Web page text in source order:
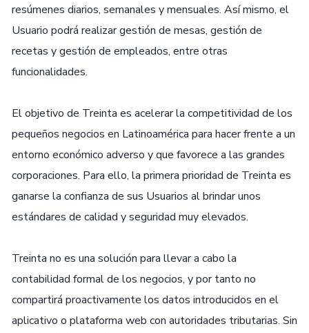
resúmenes diarios, semanales y mensuales. Así mismo, el
Usuario podrá realizar gestión de mesas, gestión de
recetas y gestión de empleados, entre otras
funcionalidades.
El objetivo de Treinta es acelerar la competitividad de los
pequeños negocios en Latinoamérica para hacer frente a un
entorno económico adverso y que favorece a las grandes
corporaciones. Para ello, la primera prioridad de Treinta es
ganarse la confianza de sus Usuarios al brindar unos
estándares de calidad y seguridad muy elevados.
Treinta no es una solución para llevar a cabo la
contabilidad formal de los negocios, y por tanto no
compartirá proactivamente los datos introducidos en el
aplicativo o plataforma web con autoridades tributarias. Sin